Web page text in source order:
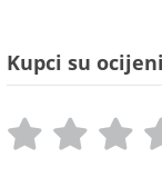
Kupci su